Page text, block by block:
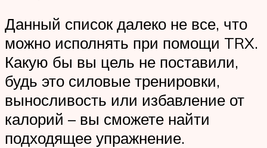
Данный список далеко не все, что
можно исполнять при помощи TRX.
Какую бы вы цель не поставили,
будь это силовые тренировки,
выносливость или избавление от
калорий – вы сможете найти
подходящее упражнение.